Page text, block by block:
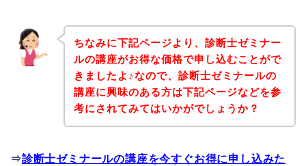
ちなみに下記ページより、診断士ゼミナー
ルの講座がお得な価格で申し込むことがで
きましたよ♪なので、診断士ゼミナールの
講座に興味のある方は下記ページなどを参
考にされてみてはいかがでしょうか？
⇒診断士ゼミナールの講座を今すぐお得に申し込みた